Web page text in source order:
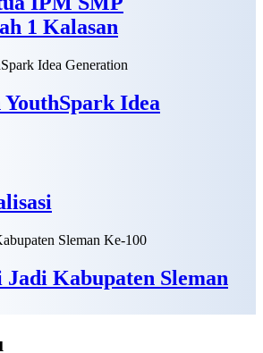
1 Kalasan
Idea
Kabupaten Sleman